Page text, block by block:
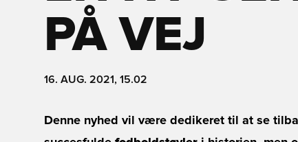
PÅ VEJ
16. AUG. 2021, 15.02
Denne nyhed vil være dedikeret til at se